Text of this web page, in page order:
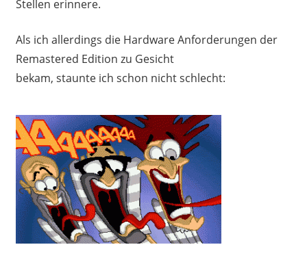
Stellen erinnere.
Als ich allerdings die Hardware Anforderungen der
Remastered Edition zu Gesicht
bekam, staunte ich schon nicht schlecht: